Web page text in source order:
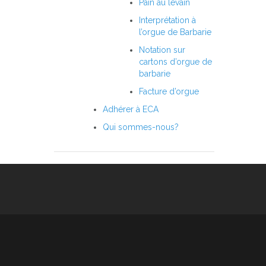
Pain au levain
Interprétation à
l’orgue de Barbarie
Notation sur
cartons d’orgue de
barbarie
Facture d’orgue
Adhérer à ECA
Qui sommes-nous?